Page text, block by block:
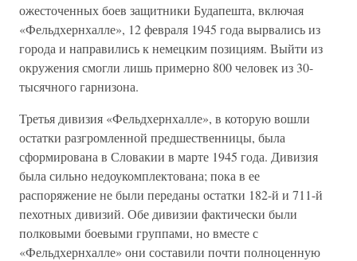
ожесточенных боев защитники Будапешта, включая
«Фельдхернхалле», 12 февраля 1945 года вырвались из
города и направились к немецким позициям. Выйти из
окружения смогли лишь примерно 800 человек из 30-
тысячного гарнизона.
Третья дивизия «Фельдхернхалле», в которую вошли
остатки разгромленной предшественницы, была
сформирована в Словакии в марте 1945 года. Дивизия
была сильно недоукомплектована; пока в ее
распоряжение не были переданы остатки 182-й и 711-й
пехотных дивизий. Обе дивизии фактически были
полковыми боевыми группами, но вместе с
«Фельдхернхалле» они составили почти полноценную